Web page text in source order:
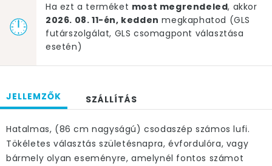
Ha ezt a terméket most megrendeled, akkor
2026. 08. 11-én, kedden megkaphatod (GLS
futárszolgálat, GLS csomagpont választása
esetén)
JELLEMZŐK SZÁLLÍTÁS
Hatalmas, (86 cm nagyságú) csodaszép számos lufi.
Tökéletes választás születésnapra, évfordulóra, vagy
bármely olyan eseményre, amelynél fontos számot